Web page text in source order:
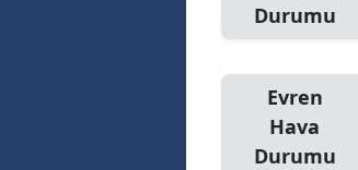
Durumu
Evren
Hava
Durumu